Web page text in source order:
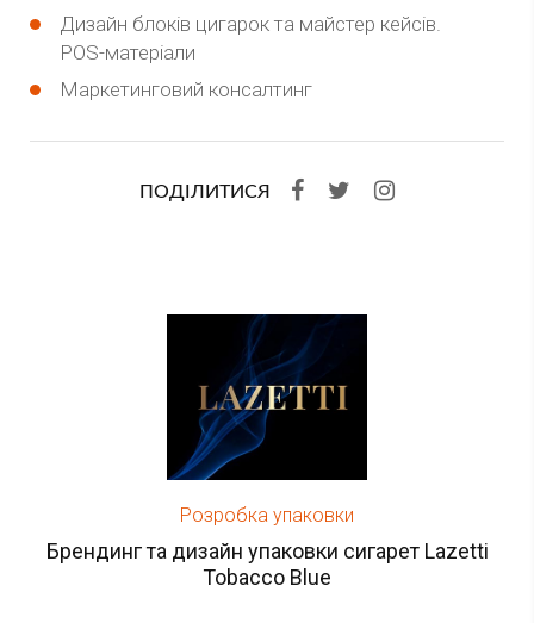
Дизайн блоків цигарок та майстер кейсів.
POS-матеріали
Маркетинговий консалтинг
ПОДІЛИТИСЯ
Розробка упаковки
Брендинг та дизайн упаковки сигарет Lazetti
Tobacco Blue